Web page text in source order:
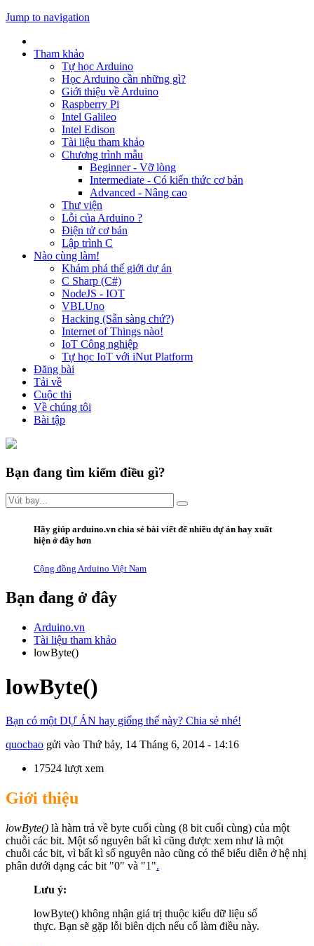
Jump to navigation
Tham khảo
Tự học Arduino
Học Arduino cần những gì?
Giới thiệu về Arduino
Raspberry Pi
Intel Galileo
Intel Edison
Tài liệu tham khảo
Chương trình mẫu
Beginner - Vỡ lòng
Intermediate - Có kiến thức cơ bản
Advanced - Nâng cao
Thư viện
Lỗi của Arduino ?
Điện tử cơ bản
Lập trình C
Nào cùng làm!
Khám phá thế giới dự án
C Sharp (C#)
NodeJS - IOT
VBLUno
Hacking (Sẵn sàng chứ?)
Internet of Things nào!
IoT Công nghiệp
Tự học IoT với iNut Platform
Đăng bài
Tải về
Cuộc thi
Về chúng tôi
Bài tập
Bạn đang tìm kiếm điều gì?
Hãy giúp arduino.vn chia sẻ bài viết để nhiều dự án hay xuất
hiện ở đây hơn
Cộng đồng Arduino Việt Nam
Bạn đang ở đây
Arduino.vn
Tài liệu tham khảo
lowByte()
lowByte()
Bạn có một DỰ ÁN hay giống thế này? Chia sẻ nhé!
quocbao gửi vào Thứ bảy, 14 Tháng 6, 2014 - 14:16
17524 lượt xem
Giới thiệu
lowByte() là hàm trả về byte cuối cùng (8 bit cuối cùng) của một
chuỗi các bit. Một số nguyên bất kì cũng được xem như là một
chuỗi các bit, vì bất kì số nguyên nào cũng có thể biểu diễn ở hệ nhị
phân dưới dạng các bit "0" và "1".
Lưu ý:
lowByte() không nhận giá trị thuộc kiểu dữ liệu số
thực. Bạn sẽ gặp lỗi biên dịch nếu cố làm điều này.